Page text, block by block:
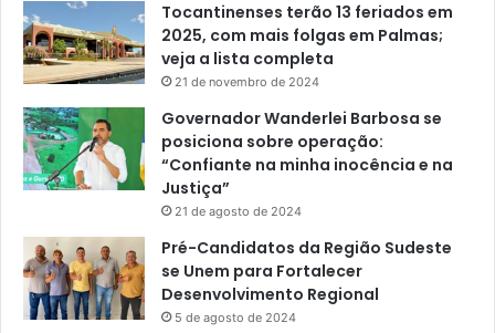
Tocantinenses terão 13 feriados em
2025, com mais folgas em Palmas;
veja a lista completa
21 de novembro de 2024
Governador Wanderlei Barbosa se
posiciona sobre operação:
“Confiante na minha inocência e na
Justiça”
21 de agosto de 2024
Pré-Candidatos da Região Sudeste
se Unem para Fortalecer
Desenvolvimento Regional
5 de agosto de 2024